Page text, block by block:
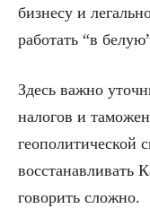
бизнесу и
работать “в
Здесь важно
налогов и
геополитической
восстанавливать
говорить сложно.